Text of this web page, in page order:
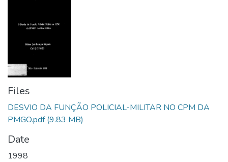
Files
DESVIO DA FUNÇÃO POLICIAL-MILITAR NO CPM DA
PMGO.pdf(9.83 MB)
Date
1998